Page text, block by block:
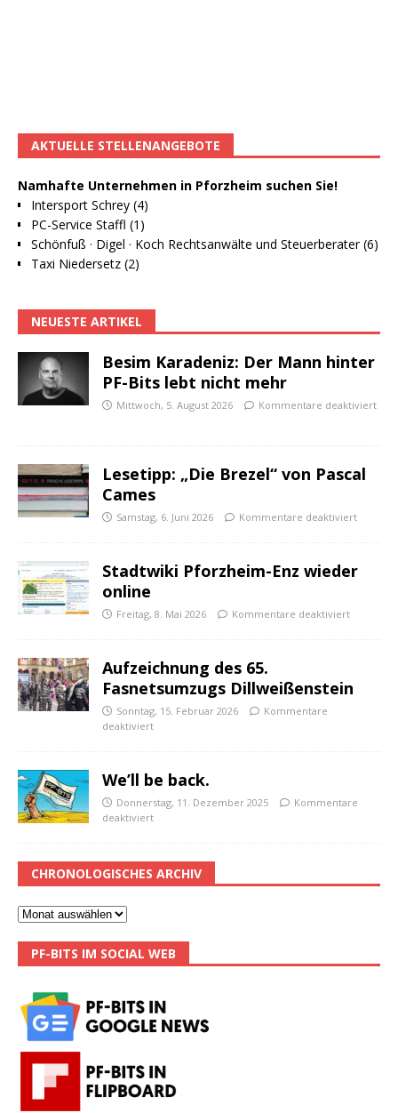
AKTUELLE STELLENANGEBOTE
Namhafte Unternehmen in Pforzheim suchen Sie!
Intersport Schrey (4)
PC-Service Staffl (1)
Schönfuß · Digel · Koch Rechtsanwälte und Steuerberater (6)
Taxi Niedersetz (2)
NEUESTE ARTIKEL
Besim Karadeniz: Der Mann hinter
PF-Bits lebt nicht mehr
Mittwoch, 5. August 2026 Kommentare deaktiviert
Lesetipp: „Die Brezel“ von Pascal
Cames
Samstag, 6. Juni 2026 Kommentare deaktiviert
Stadtwiki Pforzheim-Enz wieder
online
Freitag, 8. Mai 2026 Kommentare deaktiviert
Aufzeichnung des 65.
Fasnetsumzugs Dillweißenstein
Sonntag, 15. Februar 2026
Kommentare
deaktiviert
We’ll be back.
Donnerstag, 11. Dezember 2025
Kommentare
deaktiviert
CHRONOLOGISCHES ARCHIV
PF-BITS IM SOCIAL WEB